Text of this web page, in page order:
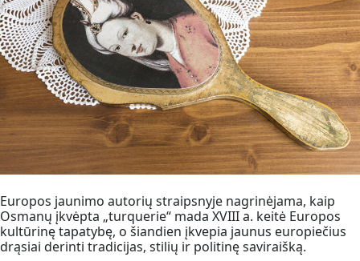
Europos jaunimo autorių straipsnyje nagrinėjama, kaip
Osmanų įkvėpta „turquerie“ mada XVIII a. keitė Europos
kultūrinę tapatybę, o šiandien įkvepia jaunus europiečius
drąsiai derinti tradicijas, stilių ir politinę saviraišką.